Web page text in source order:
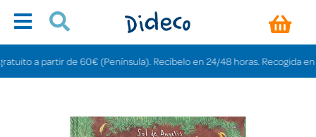
a partir de 60€ (Península). Recíbelo en 24/48 horas. Recogida en